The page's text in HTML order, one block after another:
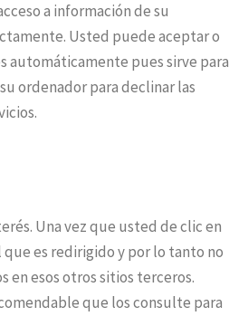
a información de su
Usted puede aceptar o
automáticamente pues sirve para
ordenador para declinar las
Una vez que usted de clic en
es redirigido y por lo tanto no
en esos otros sitios terceros.
que los consulte para